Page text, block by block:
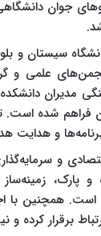
جوان
سیستان و
علمی
مدیران
فراهم شده است.
و
و
پارک،
همچنین با
برقرار